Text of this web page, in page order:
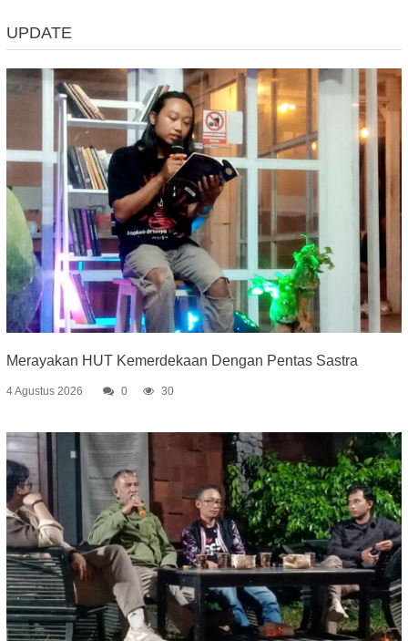
UPDATE
Merayakan HUT Kemerdekaan Dengan Pentas Sastra
4 Agustus 2026 0 30